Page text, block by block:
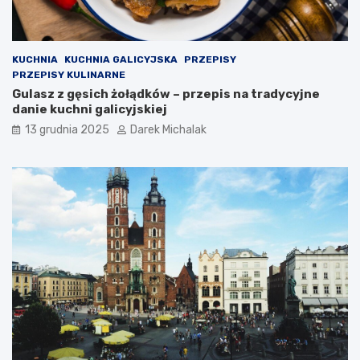
c
KUCHNIA KUCHNIA GALICYJSKA
PRZEPISY
PRZEPISY KULINARNE
Gulasz z gęsich żołądków – przepis na tradycyjne
danie kuchni galicyjskiej
13 grudnia 2025 Darek Michalak